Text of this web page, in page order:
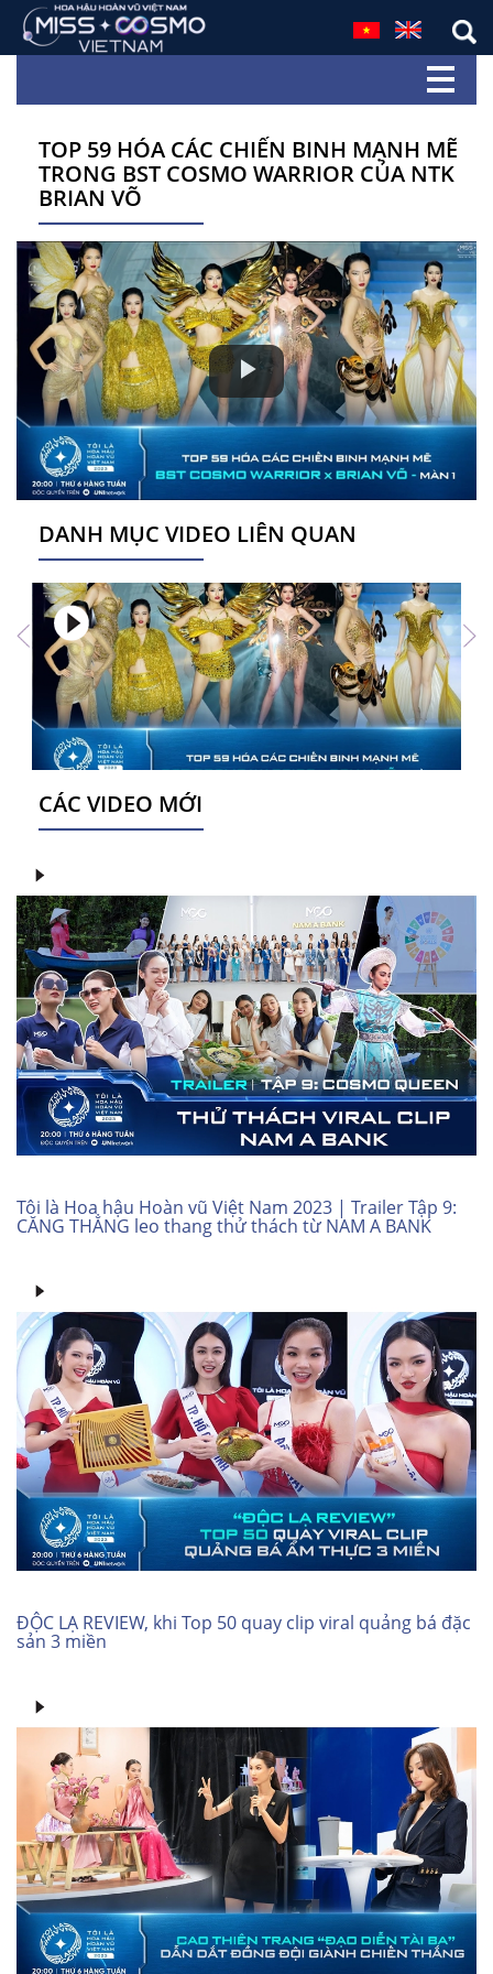
TOP 59 HÓA CÁC CHIẾN BINH MẠNH MẼ
TRONG BST COSMO WARRIOR CỦA NTK
BRIAN VÕ
Play
Video
DANH MỤC VIDEO LIÊN QUAN
CÁC VIDEO MỚI
Tôi là Hoa hậu Hoàn vũ Việt Nam 2023 | Trailer Tập 9:
CĂNG THẲNG leo thang thử thách từ NAM A BANK
ĐỘC LẠ REVIEW, khi Top 50 quay clip viral quảng bá đặc
sản 3 miền